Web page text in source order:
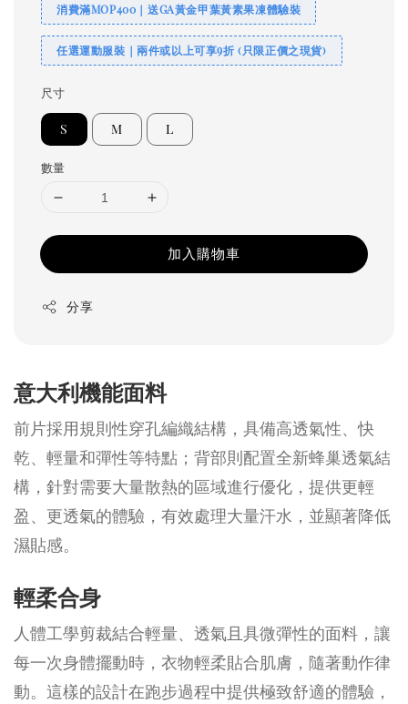
消費滿MOP400｜送GA黃金甲葉黃素果凍體驗裝
任選運動服裝｜兩件或以上可享9折 (只限正價之現貨)
尺寸
S M L
數量
加入購物車
分享
意大利機能面料
前片採用規則性穿孔編織結構，具備高透氣性、快
乾、輕量和彈性等特點；背部則配置全新蜂巢透氣結
構，針對需要大量散熱的區域進行優化，提供更輕
盈、更透氣的體驗，有效處理大量汗水，並顯著降低
濕貼感。
輕柔合身
人體工學剪裁結合輕量、透氣且具微彈性的面料，讓
每一次身體擺動時，衣物輕柔貼合肌膚，隨著動作律
動。這樣的設計在跑步過程中提供極致舒適的體驗，